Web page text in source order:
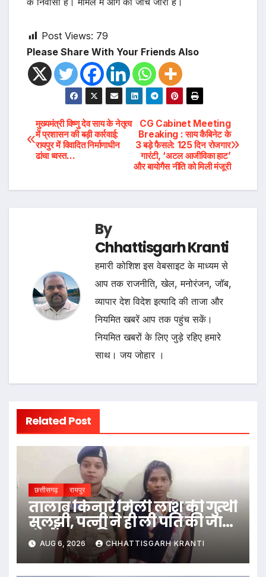
Post Views: 79
Please Share With Your Friends Also
Post
navigation
CG Cabinet Meeting
Breaking : साय कैबिनेट के
3 बड़े फैसले: 125 दिन रोजगार
गारंटी, ‘अटल आजीविका हाट’
और बायोगैस नीति को मिली मंजूरी
मुख्यमंत्री विष्णु देव साय के नेतृत्व
में प्रशासन की बड़ी कार्रवाई:
रायपुर में विवादित निर्माणाधीन
ढांचा ध्वस्त…
By
Chhattisgarh Kranti
हमारी कोशिश इस वेबसाइट के माध्यम से
आप तक राजनीति, खेल, मनोरंजन, जॉब,
व्यापार देश विदेश इत्यादि की ताजा और
नियमित खबरें आप तक पहुंच सकें।
नियमित खबरों के लिए जुड़े रहिए हमारे
साथ। जय जोहार ।
Related Post
छत्तीसगढ़ रायपुर
तालाब किनारे मिली लाश की गुत्थी
सुलझी, पत्नी ने ही ली पति की जान,
जानें हत्या की वजह
AUG 6, 2026 CHHATTISGARH KRANTI